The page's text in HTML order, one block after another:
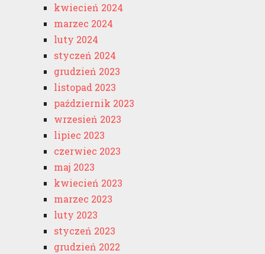
kwiecień 2024
marzec 2024
luty 2024
styczeń 2024
grudzień 2023
listopad 2023
październik 2023
wrzesień 2023
lipiec 2023
czerwiec 2023
maj 2023
kwiecień 2023
marzec 2023
luty 2023
styczeń 2023
grudzień 2022